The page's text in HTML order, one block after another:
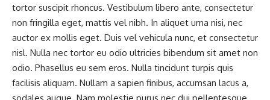
tortor suscipit rhoncus. Vestibulum libero ante, consectetur
non fringilla eget, mattis vel nibh. In aliquet urna nisi, nec
auctor ex mollis eget. Duis vel vehicula nunc, et consectetur
nisl. Nulla nec tortor eu odio ultricies bibendum sit amet non
odio. Phasellus eu sem eros. Nulla tincidunt turpis quis
facilisis aliquam. Nullam a sapien finibus, accumsan lacus a,